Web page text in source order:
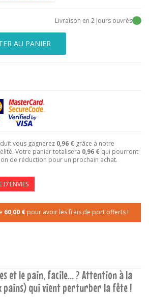
Livraison en 2 jours ouvrés
AU PANIER
vous gagnerez 0,96 € grâce à notre
Votre panier totalisera 0,96 € qui pourront
de réduction pour un prochain achat.
D'ENVIES
60,00 € pour avoir les frais de port offerts !
et le pain, facile... ? Attention à la
pains) qui vient perturber la fête !